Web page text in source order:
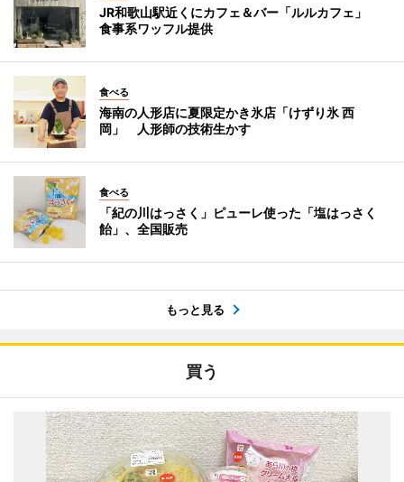
JR和歌山駅近くにカフェ＆バー「ルルカフェ」
食事系ワッフル提供
食べる
海南の人形店に夏限定かき氷店「けずり氷 西
岡」 人形師の技術生かす
食べる
「紀の川はっさく」ピューレ使った「塩はっさく
飴」、全国販売
もっと見る
買う